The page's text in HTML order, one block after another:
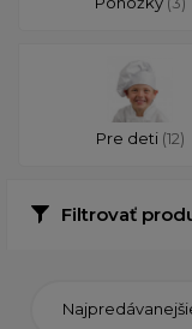
Pre deti (12)
Filtrovať